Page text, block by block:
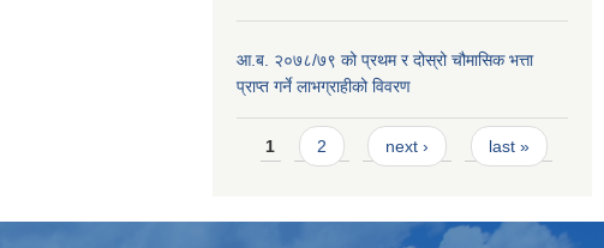
आ.ब. २०७८/७९ को प्रथम र दोस्रो चौमासिक भत्ता
प्राप्त गर्ने लाभग्राहीको विवरण
Pages
1 2 next › last »